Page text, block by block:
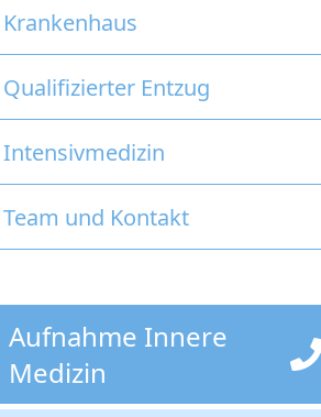
Krankenhaus
Qualifizierter Entzug
Intensivmedizin
Team und Kontakt
Aufnahme Innere
Medizin